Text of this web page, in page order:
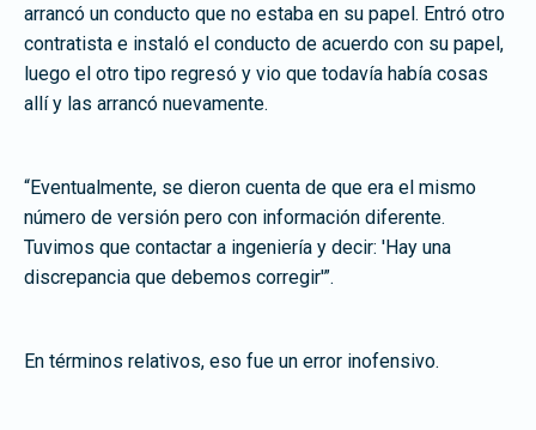
arrancó un conducto que no estaba en su papel. Entró otro
contratista e instaló el conducto de acuerdo con su papel,
luego el otro tipo regresó y vio que todavía había cosas
allí y las arrancó nuevamente.
“Eventualmente, se dieron cuenta de que era el mismo
número de versión pero con información diferente.
Tuvimos que contactar a ingeniería y decir: 'Hay una
discrepancia que debemos corregir'”.
En términos relativos, eso fue un error inofensivo.